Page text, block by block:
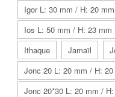
Igor L: 30 mm / H: 20 mm
Ios L: 50 mm / H: 23 mm
Ithaque
Jamaïl
Jonc 20 L: 20 mm / H: 20
Jonc 20*30 L: 20 mm /